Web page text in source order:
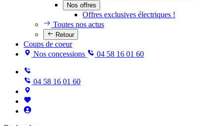
Nos offres
Offres exclusives électriques !
Toutes nos actus
Retour
Coups de coeur
Nos concessions
04 58 16 01 60
04 58 16 01 60